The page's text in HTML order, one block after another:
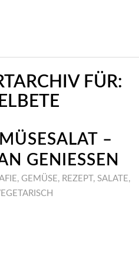
FÜR:
–
GENIESSEN
, GEMÜSE, REZEPT , SALATE,